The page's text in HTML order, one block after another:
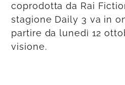
coprodotta da Rai
stagione Daily 3 va in
partire da lunedì 12
visione.